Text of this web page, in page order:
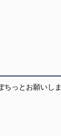
ちっとお願いしま